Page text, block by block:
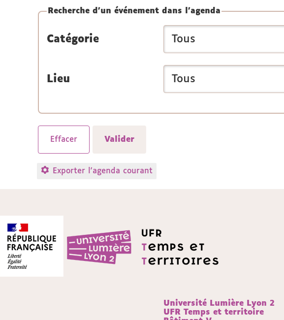
Recherche d'un événement dans l'agenda
Catégorie
Lieu
Exporter l'agenda courant
Université Lumière Lyon 2
UFR Temps et territoire